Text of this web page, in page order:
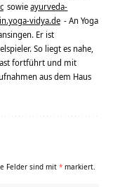
sowieayurveda-
vidya.de - An Yoga
Er ist
So liegt es nahe,
fortführt und mit
aus dem Haus
Felder sind mit * markiert.